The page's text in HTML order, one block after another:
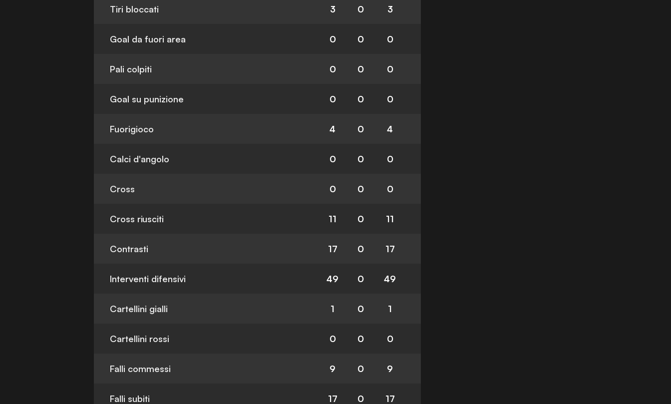
Tiri bloccati 3 0 3
Goal da fuori area 0 0 0
Pali colpiti 0 0 0
Goal su punizione 0 0 0
Fuorigioco 4 0 4
Calci d'angolo 0 0 0
Cross 0 0 0
Cross riusciti 11 0 11
Contrasti 17 0 17
Interventi difensivi 49 0 49
Cartellini gialli 1 0 1
Cartellini rossi 0 0 0
Falli commessi 9 0 9
Falli subiti 17 0 17